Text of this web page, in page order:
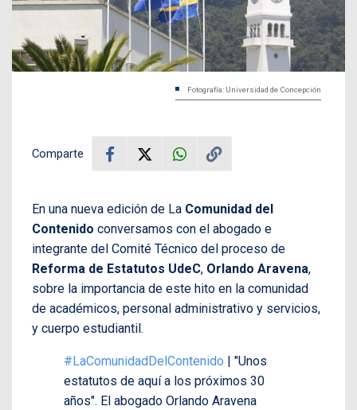
Fotografía: Universidad de Concepción
Comparte
En una nueva edición de La Comunidad del
Contenido conversamos con el abogado e
integrante del Comité Técnico del proceso de
Reforma de Estatutos UdeC, Orlando Aravena,
sobre la importancia de este hito en la comunidad
de académicos, personal administrativo y servicios,
y cuerpo estudiantil.
#LaComunidadDelContenido | "Unos
estatutos de aquí a los próximos 30
años". El abogado Orlando Aravena